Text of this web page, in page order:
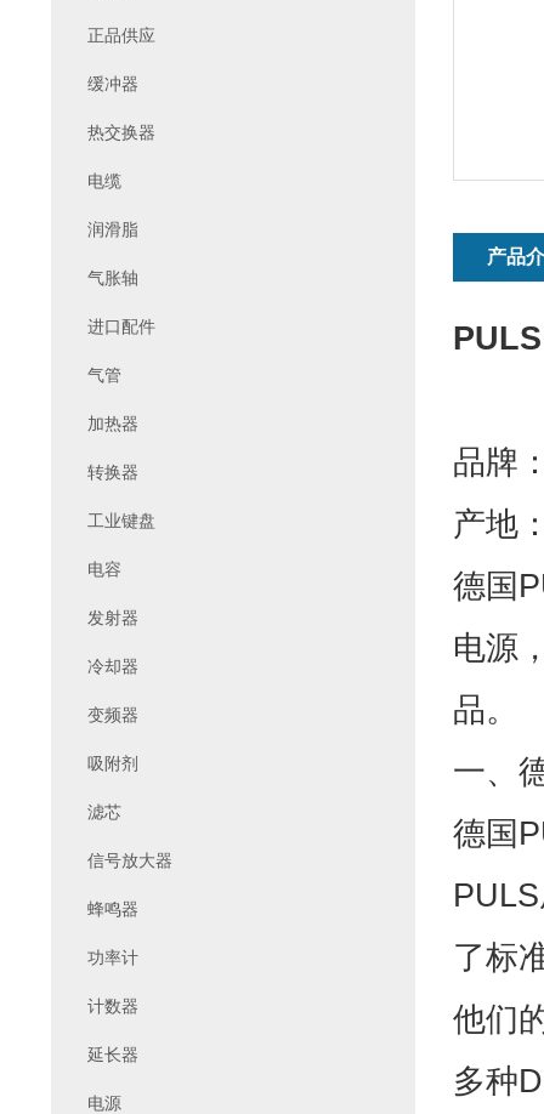
产品
品牌
产地
德国
电源
品。
一、
德国
了标
他们
多种
正品供应
缓冲器
热交换器
电缆
润滑脂
气胀轴
进口配件
气管
加热器
转换器
工业键盘
电容
发射器
冷却器
变频器
吸附剂
滤芯
信号放大器
蜂鸣器
功率计
计数器
延长器
电源